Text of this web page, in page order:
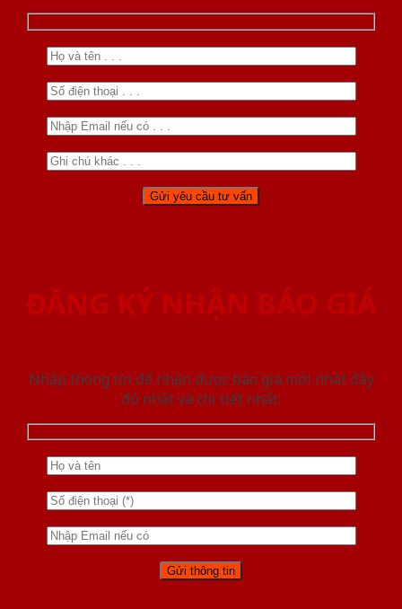
ĐĂNG KÝ NHẬN BÁO GIÁ
Nhập thông tin để nhận được báo giá mới nhât đầy
đủ nhất và chi tiết nhất.